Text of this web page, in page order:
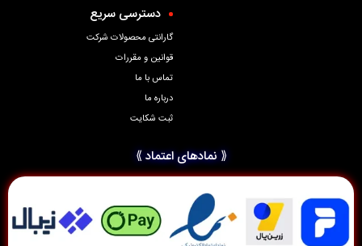
دسترسی سریع
گارانتی محصولات شرکت
قوانین و مقررات
تماس با ما
درباره ما
ثبت شکایت
⟪ نمادهای اعتماد ⟫